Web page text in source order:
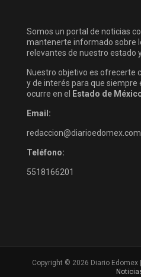
Somos un portal de noticias
mantenerte informado sobre
relevantes de nuestro estado
Nuestro objetivo es ofrecerte
y de interés para que siempre
ocurre en el
Estado de
Email:
Teléfono:
5518166201
Copyright © 2026 Diario Edomex